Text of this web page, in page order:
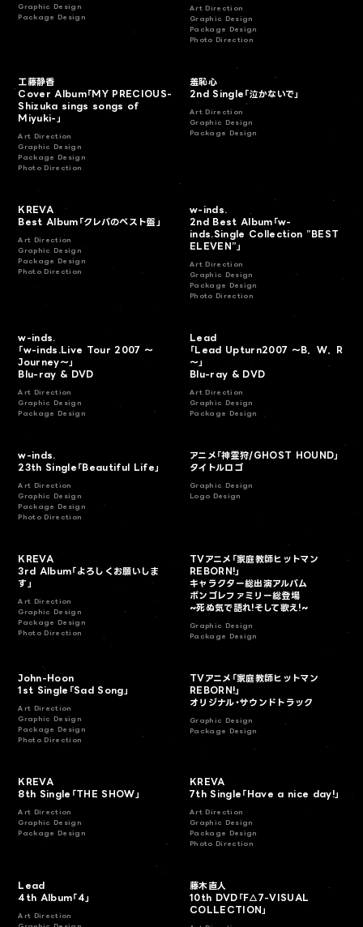
Graphic Design
Package Design
Art Direction
Graphic Design
Package Design
Photo Direction
工藤静香
Cover Album「MY PRECIOUS-
Shizuka sings songs of
Miyuki-」
Art Direction
Graphic Design
Package Design
Photo Direction
羞恥心
2nd Single「泣かないで」
Art Direction
Graphic Design
Package Design
KREVA
Best Album「クレバのベスト盤」
Art Direction
Graphic Design
Package Design
Photo Direction
w-inds.
2nd Best Album「w-
inds.Single Collection ”BEST
ELEVEN”」
Art Direction
Graphic Design
Package Design
Photo Direction
w-inds.
「w-inds.Live Tour 2007 ～
Journey～」
Blu-ray & DVD
Art Direction
Graphic Design
Package Design
Lead
「Lead Upturn2007 ～B．W．R
～」
Blu-ray & DVD
Art Direction
Graphic Design
Package Design
w-inds.
23th Single「Beautiful Life」
Art Direction
Graphic Design
Package Design
Photo Direction
アニメ「神霊狩/GHOST HOUND」
タイトルロゴ
Graphic Design
Logo Design
KREVA
3rd Album「よろしくお願いしま
す」
Art Direction
Graphic Design
Package Design
Photo Direction
TVアニメ「家庭教師ヒットマン
REBORN!」
キャラクター総出演アルバム
ボンゴレファミリー総登場
~死ぬ気で語れ!そして歌え!~
Graphic Design
Package Design
John-Hoon
1st Single「Sad Song」
Art Direction
Graphic Design
Package Design
Photo Direction
TVアニメ「家庭教師ヒットマン
REBORN!」
オリジナル・サウンドトラック
Graphic Design
Package Design
KREVA
8th Single「THE SHOW」
Art Direction
Graphic Design
Package Design
KREVA
7th Single「Have a nice day!」
Art Direction
Graphic Design
Package Design
Photo Direction
Lead
4th Album「4」
Art Direction
藤木直人
10th DVD「F△7-VISUAL
COLLECTION」